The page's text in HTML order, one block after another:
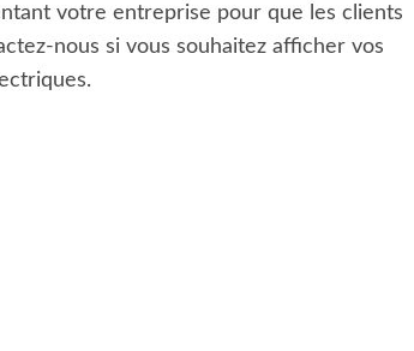
votre entreprise pour que les clients
nous si vous souhaitez afficher vos